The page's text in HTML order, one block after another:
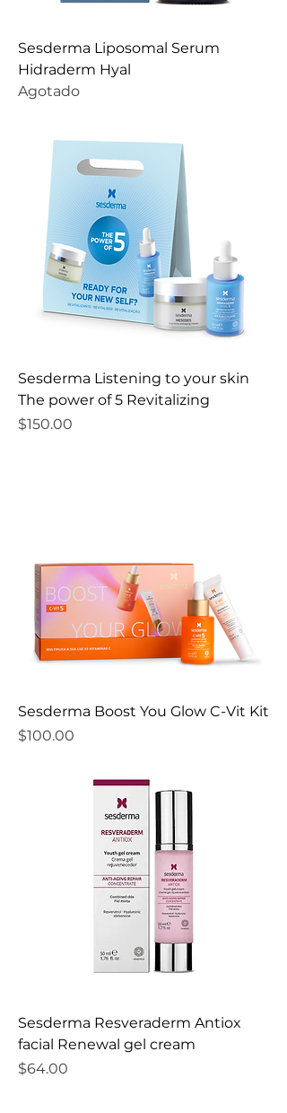
Sesderma Liposomal Serum
Hidraderm Hyal
Agotado
Sesderma Listening to your skin
The power of 5 Revitalizing
Precio
$150.00
Sesderma Boost You Glow C-Vit Kit
Precio
$100.00
Sesderma Resveraderm Antiox
facial Renewal gel cream
Precio
$64.00